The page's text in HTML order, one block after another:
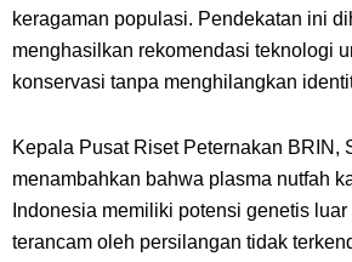
keragaman populasi. Pendekatan ini
menghasilkan rekomendasi teknologi
konservasi tanpa menghilangkan
Kepala Pusat Riset Peternakan BRIN,
menambahkan bahwa plasma nutfah
Indonesia memiliki potensi genetis
terancam oleh persilangan tidak